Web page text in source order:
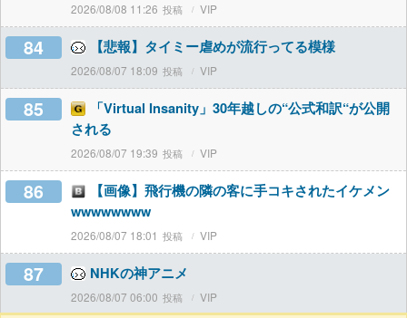
2026/08/08 11:26 VIP
84 【悲報】タイミー虐めが流行ってる模様
2026/08/07 18:09 VIP
85
「Virtual Insanity」30年越しの“公式和訳“が公開
される
2026/08/07 19:39 VIP
86
【画像】飛行機の隣の客に手コキされたイケメン
wwwwwwww
2026/08/07 18:01 VIP
87 NHKの神アニメ
2026/08/07 06:00 VIP